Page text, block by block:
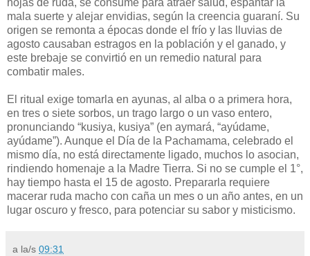
hojas de ruda, se consume para atraer salud, espantar la
mala suerte y alejar envidias, según la creencia guaraní. Su
origen se remonta a épocas donde el frío y las lluvias de
agosto causaban estragos en la población y el ganado, y
este brebaje se convirtió en un remedio natural para
combatir males.
El ritual exige tomarla en ayunas, al alba o a primera hora,
en tres o siete sorbos, un trago largo o un vaso entero,
pronunciando “kusiya, kusiya” (en aymará, “ayúdame,
ayúdame”). Aunque el Día de la Pachamama, celebrado el
mismo día, no está directamente ligado, muchos lo asocian,
rindiendo homenaje a la Madre Tierra. Si no se cumple el 1°,
hay tiempo hasta el 15 de agosto. Prepararla requiere
macerar ruda macho con caña un mes o un año antes, en un
lugar oscuro y fresco, para potenciar su sabor y misticismo.
a la/s 09:31